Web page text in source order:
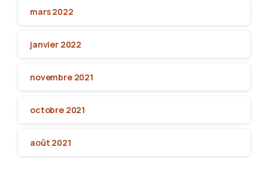
mars 2022
janvier 2022
novembre 2021
octobre 2021
août 2021